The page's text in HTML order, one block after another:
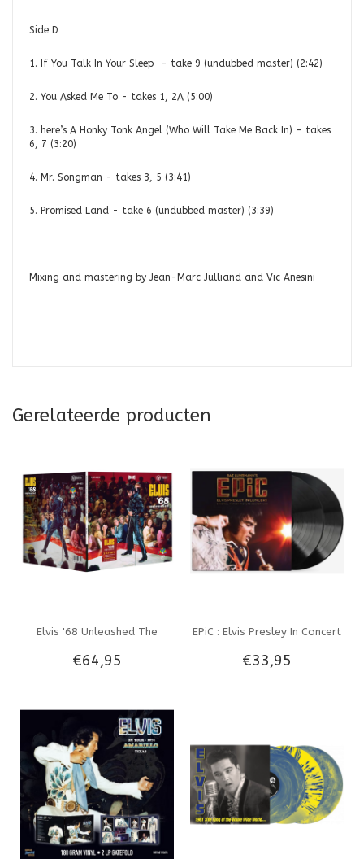
Side D
1. If You Talk In Your Sleep - take 9 (undubbed master) (2:42)
2. You Asked Me To - takes 1, 2A (5:00)
3. here’s A Honky Tonk Angel (Who Will Take Me Back In) - takes
6, 7 (3:20)
4. Mr. Songman - takes 3, 5 (3:41)
5. Promised Land - take 6 (undubbed master) (3:39)
Mixing and mastering by Jean-Marc Julliand and Vic Anesini
Gerelateerde producten
Elvis '68 Unleashed The
Legendary Stand Up Shows
Reel Trax Label
€64,95
EPiC : Elvis Presley In Concert
Original Motion Picture
€33,95